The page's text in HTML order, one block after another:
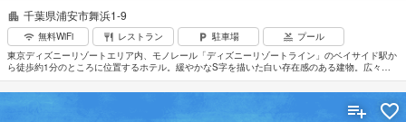
千葉県浦安市舞浜1-9
無料WiFi レストラン 駐車場
プール
東京ディズニーリゾートエリア内、モノレール「ディズニーリゾートライン」のベイサイド駅か
ら徒歩約1分のところに位置するホテル。緩やかなS字を描いた白い存在感のある建物。広々と
したロビーはブルーのネオンがエレガントで幻想的な空間を演出。客室もブルーのファブリック
でさわやかにまとめられている。子供向け戯施設や大人も楽しめるプールやジム、リラクゼーシ
ョンエリアなどをそろえたスポーツ＆レクリエーション施設「オアシス」も人気。JR舞浜駅より
約1.6km。羽田空港から車で約1時間、成田空港からは約1時間20分。